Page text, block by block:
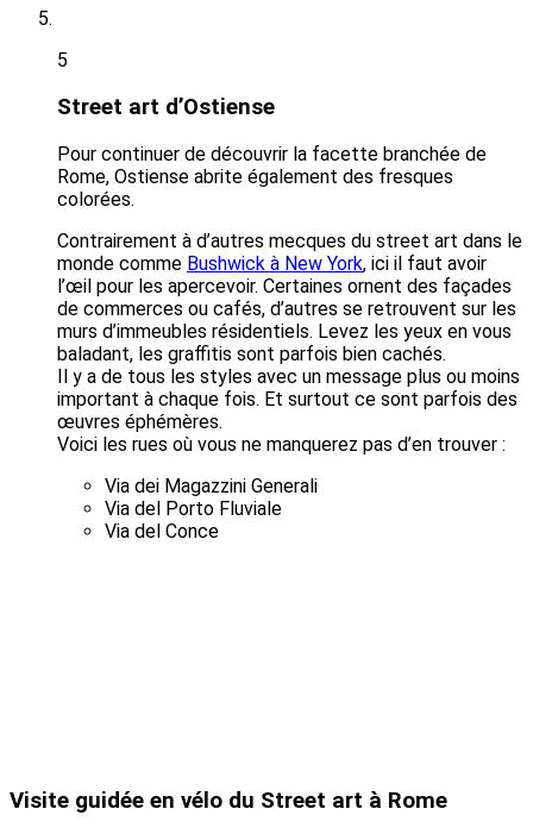
5
Street art d’Ostiense
Pour continuer de découvrir la facette branchée de
Rome, Ostiense abrite également des fresques
colorées.
Contrairement à d’autres mecques du street art dans le
monde comme Bushwick à New York, ici il faut avoir
l’œil pour les apercevoir. Certaines ornent des façades
de commerces ou cafés, d’autres se retrouvent sur les
murs d’immeubles résidentiels. Levez les yeux en vous
baladant, les graffitis sont parfois bien cachés.
Il y a de tous les styles avec un message plus ou moins
important à chaque fois. Et surtout ce sont parfois des
œuvres éphémères.
Voici les rues où vous ne manquerez pas d’en trouver :
Via dei Magazzini Generali
Via del Porto Fluviale
Via del Conce
Visite guidée en vélo du Street art à Rome